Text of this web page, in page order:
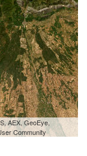
AEX, GeoEye,
Community